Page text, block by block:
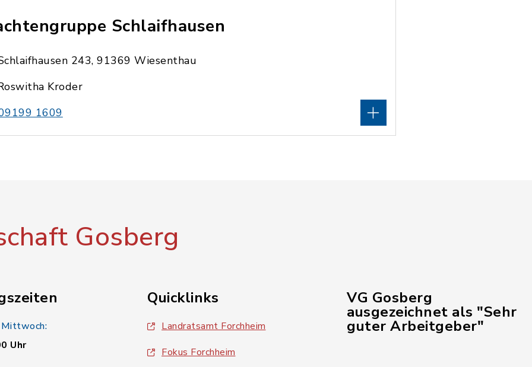
Schlaifhausen
243, 91369 Wiesenthau
Kroder
1609
Gosberg
Uhr
Quicklinks
Landratsamt Forchheim
Fokus Forchheim
VG Gosberg
ausgezeichnet als "Sehr
guter Arbeitgeber"